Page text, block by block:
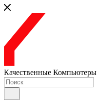
Качественные Компьютеры